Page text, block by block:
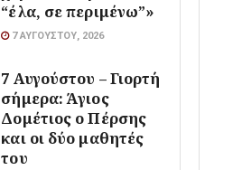
“έλα, σε περιμένω”»
7 ΑΥΓΟΎΣΤΟΥ, 2026
7 Αυγούστου – Γιορτή
σήμερα: Άγιος
Δομέτιος ο Πέρσης
και οι δύο μαθητές
του